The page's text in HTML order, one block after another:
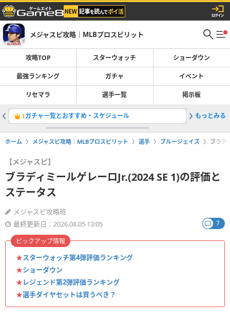
メジャスピ攻略｜MLBプロスピリット
攻略TOP スターウォッチ ショーダウン
最強ランキング ガチャ イベント
リセマラ 選手一覧 掲示板
1ガチャ一覧とおすすめ・スケジュール 2最強選
もっとみる
ホーム メジャスピ攻略｜MLBプロスピリット 選手 ブルージェイズ ブラデ
【メジャスピ】
ブラディミールゲレーロJr.(2024 SE 1)の評価と
ステータス
メジャスピ攻略班
最終更新日：2026.08.05 13:05
7
★スターウォッチ第4弾評価ランキング
★ショーダウン
★レジェンド第2弾評価ランキング
★選手ダイヤセットは買うべき？
ピックアップ情報